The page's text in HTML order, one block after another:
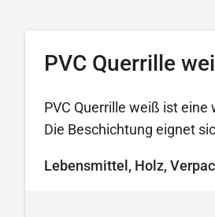
PVC Querrille
PVC Querrille weiß ist
Die Beschichtung eignet
Lebensmittel, Holz,